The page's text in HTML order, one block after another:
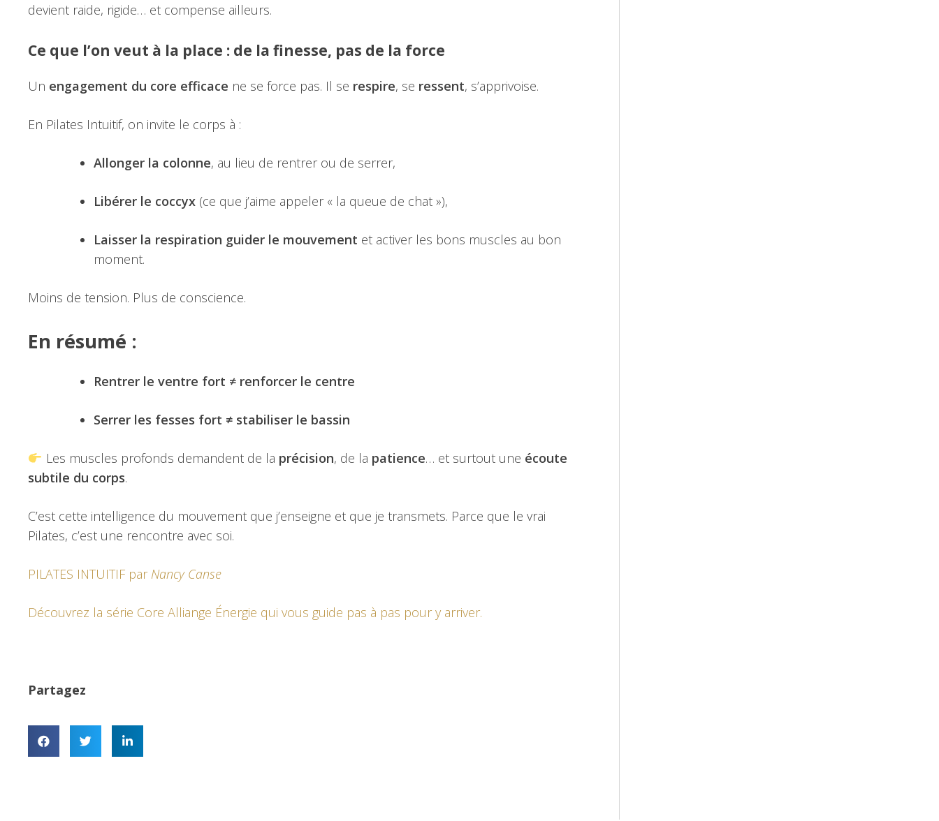
devient raide, rigide… et compense ailleurs.
Ce que l’on veut à la place : de la finesse, pas de la force
Un engagement du core efficace ne se force pas. Il se respire, se ressent, s’apprivoise.
En Pilates Intuitif, on invite le corps à :
Allonger la colonne, au lieu de rentrer ou de serrer,
Libérer le coccyx (ce que j’aime appeler « la queue de chat »),
Laisser la respiration guider le mouvement et activer les bons muscles au bon
moment.
Moins de tension. Plus de conscience.
En résumé :
Rentrer le ventre fort ≠ renforcer le centre
Serrer les fesses fort ≠ stabiliser le bassin
Les muscles profonds demandent de la précision, de la patience… et surtout une écoute
subtile du corps.
C’est cette intelligence du mouvement que j’enseigne et que je transmets. Parce que le vrai
Pilates, c’est une rencontre avec soi.
PILATES INTUITIF par Nancy Canse
Découvrez la série Core Alliange Énergie qui vous guide pas à pas pour y arriver.
Partagez